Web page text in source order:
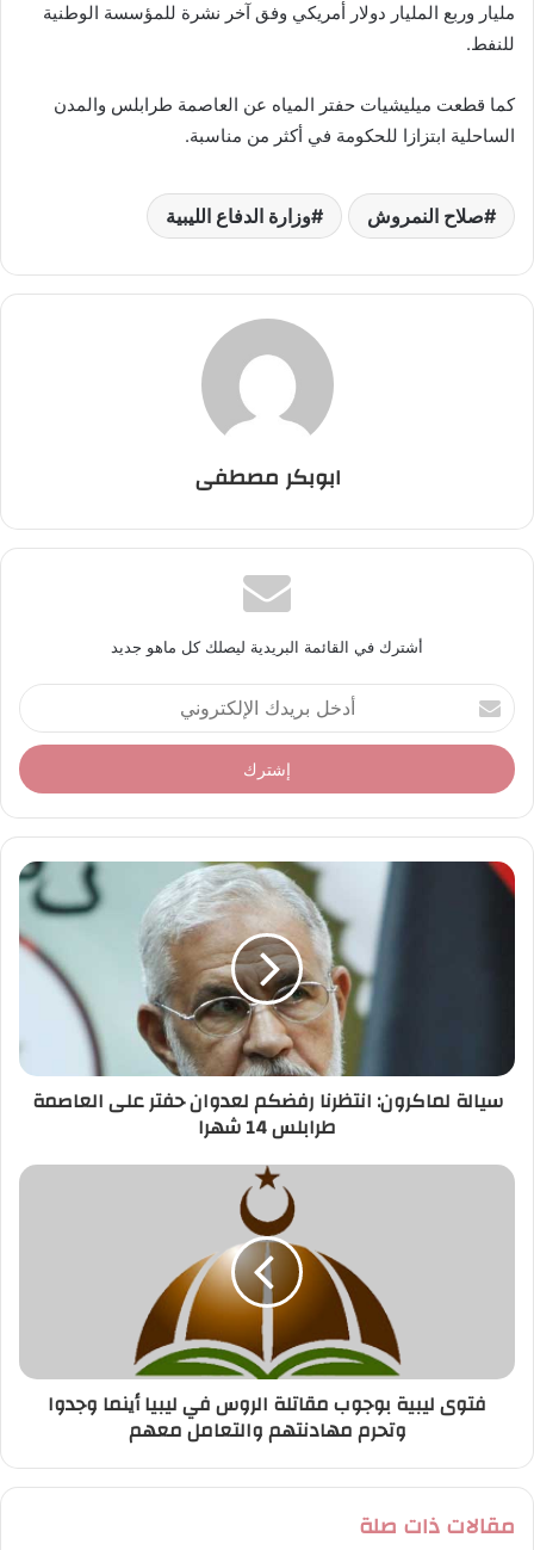
مليار وربع المليار دولار أمريكي وفق آخر نشرة للمؤسسة الوطنية
للنفط.
كما قطعت ميليشيات حفتر المياه عن العاصمة طرابلس والمدن
الساحلية ابتزازا للحكومة في أكثر من مناسبة.
صلاح النمروش وزارة الدفاع الليبية
ابوبكر مصطفى
أشترك في القائمة البريدية ليصلك كل ماهو جديد
أ
د
خ
ل
ر
د
ك
ر
سيالة لماكرون: انتظرنا رفضكم لعدوان حفتر على العاصمة
طرابلس 14 شهرا
فتوى ليبية بوجوب مقاتلة الروس في ليبيا أينما وجدوا
وتحرم مهادنتهم والتعامل معهم
مقالات ذات صلة